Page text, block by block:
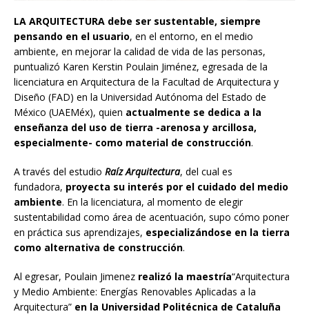
LA ARQUITECTURA debe ser sustentable, siempre
pensando en el usuario, en el entorno, en el medio
ambiente, en mejorar la calidad de vida de las personas,
puntualizó Karen Kerstin Poulain Jiménez, egresada de la
licenciatura en Arquitectura de la Facultad de Arquitectura y
Diseño (FAD) en la Universidad Autónoma del Estado de
México (UAEMéx), quien actualmente se dedica a la
enseñanza del uso de tierra -arenosa y arcillosa,
especialmente- como material de construcción.
A través del estudio Raíz Arquitectura, del cual es
fundadora, proyecta su interés por el cuidado del medio
ambiente. En la licenciatura, al momento de elegir
sustentabilidad como área de acentuación, supo cómo poner
en práctica sus aprendizajes, especializándose en la tierra
como alternativa de construcción.
Al egresar, Poulain Jimenez realizó la maestría“Arquitectura
y Medio Ambiente: Energías Renovables Aplicadas a la
Arquitectura” en la Universidad Politécnica de Cataluña